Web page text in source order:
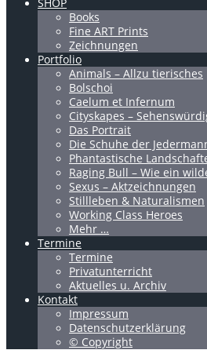
Books
Fine ART Prints
Zeichnungen
Portfolio
Animals – Allzu tierisches
Bolschoi
Caelum et Infernum
Cityskapes –
Das Portrait
Die Schuhe der
Phantastische
Raging Bull – Wie ein
Sexus – Aktzeichnungen
Stillleben & Naturalismen
Working Class Heroes
Mehr …
Termine
Termine
Privatunterricht
Aktuelles u. Archiv
Kontakt
Impressum
Datenschutzerklärung
© Copyright